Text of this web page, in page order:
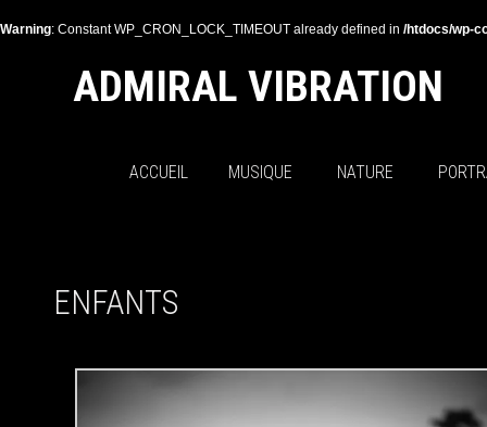
Warning: Constant WP_CRON_LOCK_TIMEOUT already defined in /htdocs/wp-
ADMIRAL VIBRATION
ACCUEIL MUSIQUE NATURE
ENFANTS